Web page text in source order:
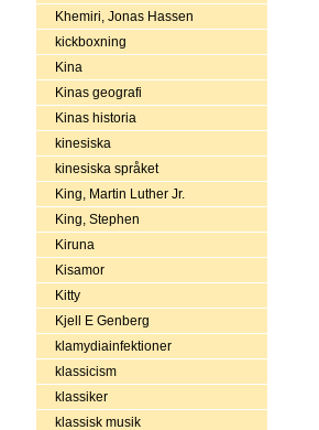
Khemiri, Jonas Hassen
kickboxning
Kina
Kinas geografi
Kinas historia
kinesiska
kinesiska språket
King, Martin Luther Jr.
King, Stephen
Kiruna
Kisamor
Kitty
Kjell E Genberg
klamydiainfektioner
klassicism
klassiker
klassisk musik